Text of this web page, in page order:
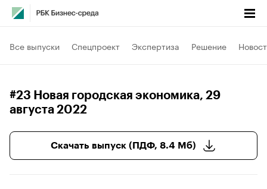
Все выпуски Спецпроект Экспертиза Решение
#23 Новая городская экономика, 29
августа 2022
Скачать выпуск (ПДФ, 8.4 Мб)